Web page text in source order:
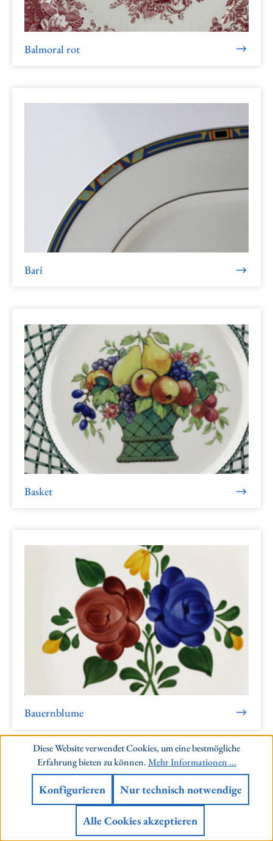
Balmoral rot
Bari
Basket
Bauernblume
Diese Website verwendet Cookies, um eine bestmögliche
Erfahrung bieten zu können.Mehr Informationen ...
Nur technisch notwendige
Konfigurieren
Alle Cookies akzeptieren